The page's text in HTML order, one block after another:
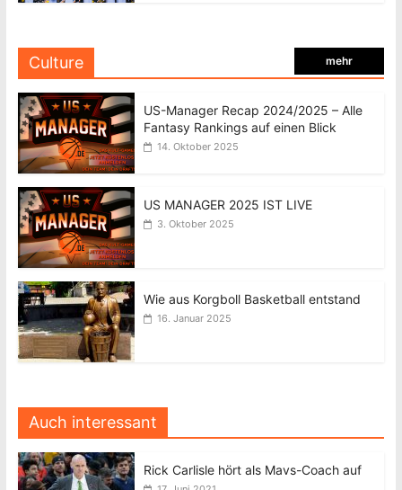
Culture mehr
US-Manager Recap 2024/2025 – Alle
Fantasy Rankings auf einen Blick
14. Oktober 2025
US MANAGER 2025 IST LIVE
3. Oktober 2025
Wie aus Korgboll Basketball entstand
16. Januar 2025
Auch interessant
Rick Carlisle hört als Mavs-Coach auf